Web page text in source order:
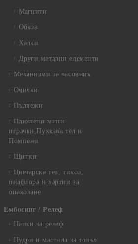
Магнити
Обков
Халки
Други метални елементи
Механизми за часовник
Очички
Пълнежи
Плюшени мини
играчки,Пухкава тел и
Помпони
Щипки
Цветарска тел, тиксо,
пиафлора и хартии за
опаковане
Ембосинг / Релеф
Папки за релеф
Пудри и мастила за топъл